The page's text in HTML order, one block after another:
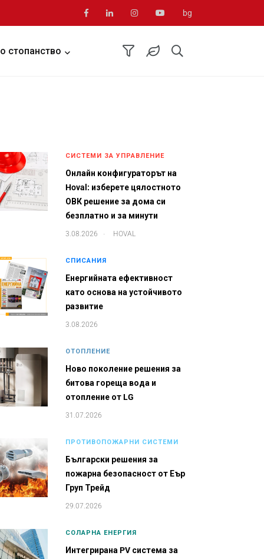
bg
стопанство
СИСТЕМИ ЗА УПРАВЛЕНИЕ
Онлайн конфигураторът на
Hoval: изберете цялостното
ОВК решение за дома си
безплатно и за минути
3.08.2026 . HOVAL
СПИСАНИЯ
Енергийната ефективност
като основа на устойчивото
развитие
3.08.2026
ОТОПЛЕНИЕ
Ново поколение решения за
битова гореща вода и
отопление от LG
31.07.2026
ПРОТИВОПОЖАРНИ СИСТЕМИ
Български решения за
пожарна безопасност от Еър
Груп Трейд
29.07.2026
СОЛАРНА ЕНЕРГИЯ
Интегрирана PV система за